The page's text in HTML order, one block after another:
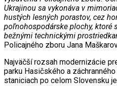
Ukrajinou sa vykonáva v
hustých lesných porastov, cez
poľnohospodárske plochy, ktoré
bežnými technickými
Policajného zboru Jana
Najväčší rozsah modernizácie
parku Hasičského a
staniciach po celom Slovensku